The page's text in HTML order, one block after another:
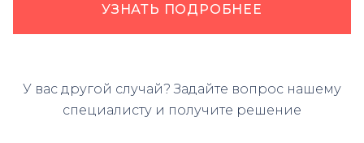
УЗНАТЬ ПОДРОБНЕЕ
У вас другой случай? Задайте вопрос нашему
специалисту и получите решение